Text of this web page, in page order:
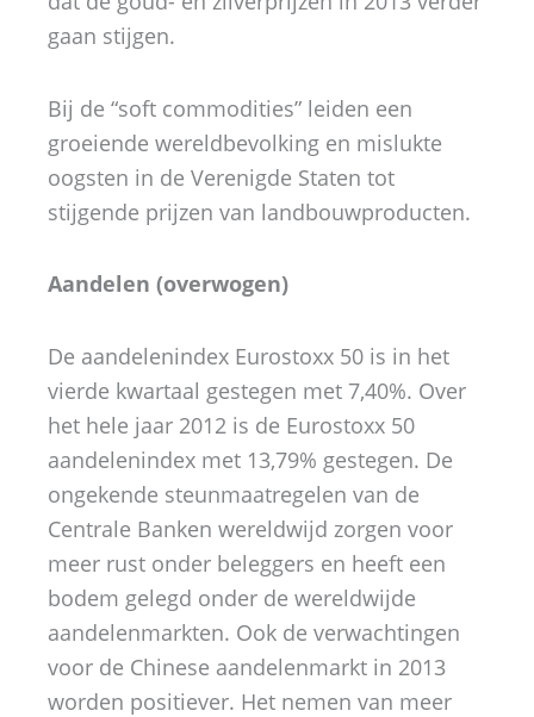
gaan stijgen.
Bij de “soft commodities” leiden een
groeiende wereldbevolking en mislukte
oogsten in de Verenigde Staten tot
stijgende prijzen van landbouwproducten.
Aandelen (overwogen)
De aandelenindex Eurostoxx 50 is in het
vierde kwartaal gestegen met 7,40%. Over
het hele jaar 2012 is de Eurostoxx 50
aandelenindex met 13,79% gestegen. De
ongekende steunmaatregelen van de
Centrale Banken wereldwijd zorgen voor
meer rust onder beleggers en heeft een
bodem gelegd onder de wereldwijde
aandelenmarkten. Ook de verwachtingen
voor de Chinese aandelenmarkt in 2013
worden positiever. Het nemen van meer